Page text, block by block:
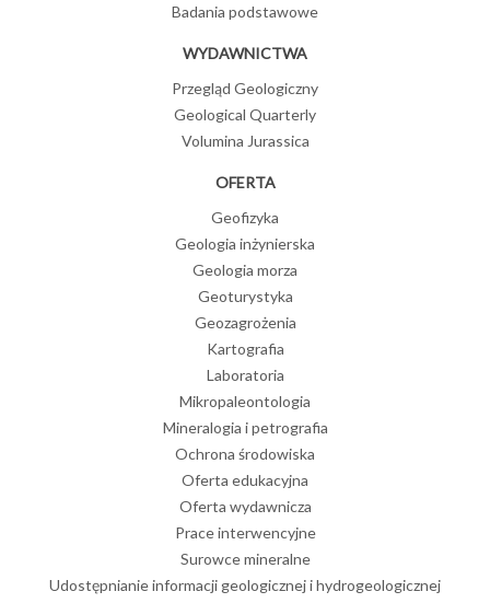
Badania podstawowe
WYDAWNICTWA
Przegląd Geologiczny
Geological Quarterly
Volumina Jurassica
OFERTA
Geofizyka
Geologia inżynierska
Geologia morza
Geoturystyka
Geozagrożenia
Kartografia
Laboratoria
Mikropaleontologia
Mineralogia i petrografia
Ochrona środowiska
Oferta edukacyjna
Oferta wydawnicza
Prace interwencyjne
Surowce mineralne
Udostępnianie informacji geologicznej i hydrogeologicznej